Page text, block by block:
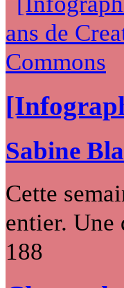
Sabine
Cette
entier.
188